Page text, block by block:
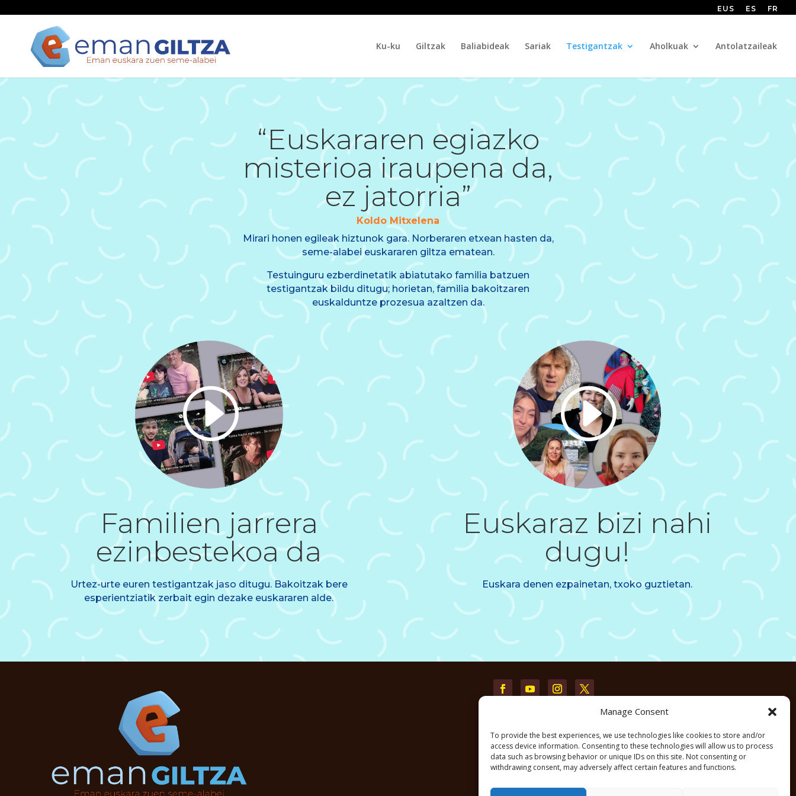
Manage Consent
To provide the best experiences, we use technologies like cookies to store and/or
access device information. Consenting to these technologies will allow us to process
data such as browsing behavior or unique IDs on this site. Not consenting or
withdrawing consent, may adversely affect certain features and functions.
EUS ES FR
Ku-ku Giltzak Baliabideak Sariak Testigantzak Aholkuak Antolatzaileak
“Euskararen egiazko
misterioa iraupena da,
ez jatorria”
Koldo Mitxelena
Mirari honen egileak hiztunok gara. Norberaren etxean hasten da,
seme-alabei euskararen giltza ematean.
Testuinguru ezberdinetatik abiatutako familia batzuen
testigantzak bildu ditugu; horietan, familia bakoitzaren
euskalduntze prozesua azaltzen da.
I
Familien jarrera
ezinbestekoa da
Urtez-urte euren testigantzak jaso ditugu. Bakoitzak bere
esperientziatik zerbait egin dezake euskararen alde.
I
Euskaraz bizi nahi
dugu!
Euskara denen ezpainetan, txoko guztietan.